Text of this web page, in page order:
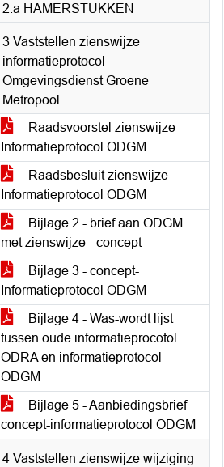
2.a HAMERSTUKKEN
3 Vaststellen zienswijze
informatieprotocol
Omgevingsdienst Groene
Metropool
Raadsvoorstel zienswijze
Informatieprotocol ODGM
Raadsbesluit zienswijze
Informatieprotocol ODGM
Bijlage 2 - brief aan ODGM
met zienswijze - concept
Bijlage 3 - concept-
Informatieprotocol ODGM
Bijlage 4 - Was-wordt lijst
tussen oude informatieprocotol
ODRA en informatieprotocol
ODGM
Bijlage 5 - Aanbiedingsbrief
concept-informatieprotocol ODGM
4 Vaststellen zienswijze wijziging